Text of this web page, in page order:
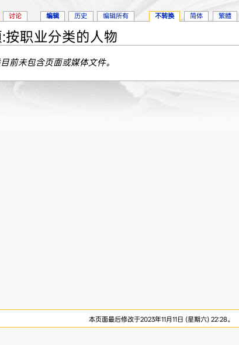
按职业分类的人物
前未包含页面或媒体文件。
讨论 编辑 历史 编辑所有 不转换 简体 繁體
本页面最后修改于2023年11月11日 (星期六) 22:28。